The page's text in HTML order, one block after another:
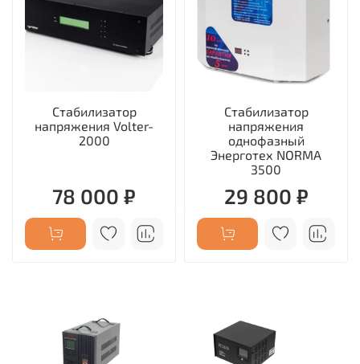
Стабилизатор
напряжения Volter-
2000
78 000 ₽
Стабилизатор
напряжения
однофазный
Энерготех NORMA
3500
29 800 ₽